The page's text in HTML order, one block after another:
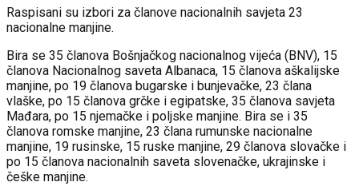
Raspisani su izbori za članove nacionalnih savjeta 23
nacionalne manjine.
Bira se 35 članova Bošnjačkog nacionalnog vijeća (BNV), 15
članova Nacionalnog saveta Albanaca, 15 članova aškalijske
manjine, po 19 članova bugarske i bunjevačke, 23 člana
vlaške, po 15 članova grčke i egipatske, 35 članova savjeta
Mađara, po 15 njemačke i poljske manjine. Bira se i 35
članova romske manjine, 23 člana rumunske nacionalne
manjine, 19 rusinske, 15 ruske manjine, 29 članova slovačke i
po 15 članova nacionalnih saveta slovenačke, ukrajinske i
češke manjine.